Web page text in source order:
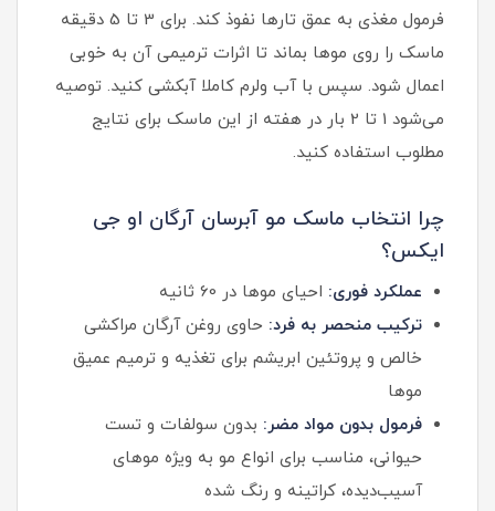
فرمول مغذی به عمق تارها نفوذ کند. برای 3 تا 5 دقیقه
ماسک را روی موها بماند تا اثرات ترمیمی آن به خوبی
اعمال شود. سپس با آب ولرم کاملا آبکشی کنید. توصیه
می‌شود 1 تا 2 بار در هفته از این ماسک برای نتایج
مطلوب استفاده کنید.
چرا انتخاب ماسک مو آبرسان آرگان او جی
ایکس؟
عملکرد فوری: احیای موها در 60 ثانیه
ترکیب منحصر به فرد: حاوی روغن آرگان مراکشی
خالص و پروتئین ابریشم برای تغذیه و ترمیم عمیق
موها
فرمول بدون مواد مضر: بدون سولفات و تست
حیوانی، مناسب برای انواع مو به ویژه موهای
آسیب‌دیده، کراتینه و رنگ شده